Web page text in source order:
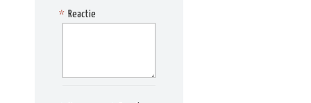
Reactie
*